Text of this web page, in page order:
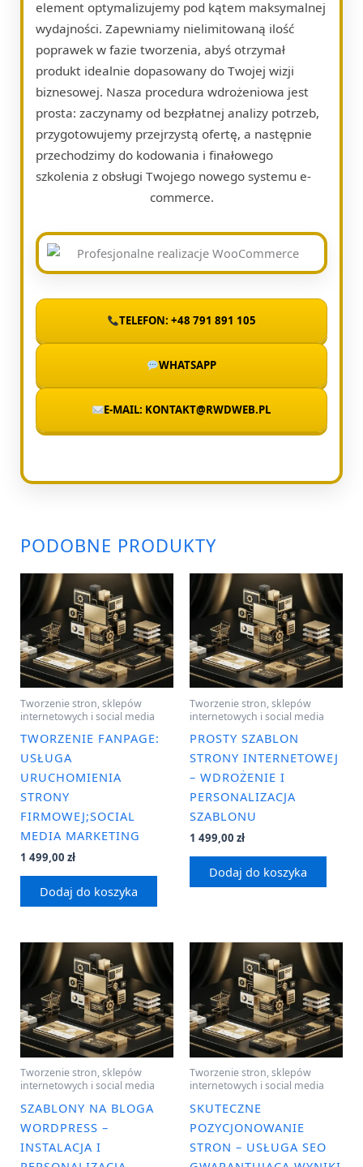
element optymalizujemy pod kątem maksymalnej
wydajności. Zapewniamy nielimitowaną ilość
poprawek w fazie tworzenia, abyś otrzymał
produkt idealnie dopasowany do Twojej wizji
biznesowej. Nasza procedura wdrożeniowa jest
prosta: zaczynamy od bezpłatnej analizy potrzeb,
przygotowujemy przejrzystą ofertę, a następnie
przechodzimy do kodowania i finałowego
szkolenia z obsługi Twojego nowego systemu e-
commerce.
TELEFON: +48 791 891 105
WHATSAPP
E-MAIL: KONTAKT@RWDWEB.PL
PODOBNE PRODUKTY
Tworzenie stron, sklepów
internetowych i social media
TWORZENIE FANPAGE:
USŁUGA
URUCHOMIENIA
STRONY
FIRMOWEJ;SOCIAL
MEDIA MARKETING
1 499,00 zł
Dodaj do koszyka
Tworzenie stron, sklepów
internetowych i social media
PROSTY SZABLON
STRONY INTERNETOWEJ
– WDROŻENIE I
PERSONALIZACJA
SZABLONU
1 499,00 zł
Dodaj do koszyka
Tworzenie stron, sklepów
internetowych i social media
SZABLONY NA BLOGA
WORDPRESS –
INSTALACJA I
Tworzenie stron, sklepów
internetowych i social media
SKUTECZNE
POZYCJONOWANIE
STRON – USŁUGA SEO